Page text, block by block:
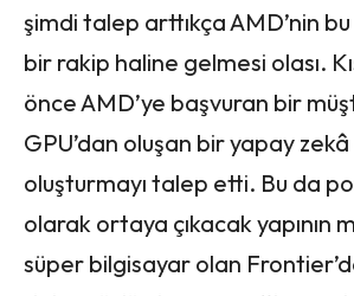
şimdi talep arttıkça AMD’nin
bir rakip haline gelmesi olası.
önce AMD’ye başvuran bir
GPU’dan oluşan bir yapay
oluşturmayı talep etti. Bu da
olarak ortaya çıkacak yapının
süper bilgisayar olan